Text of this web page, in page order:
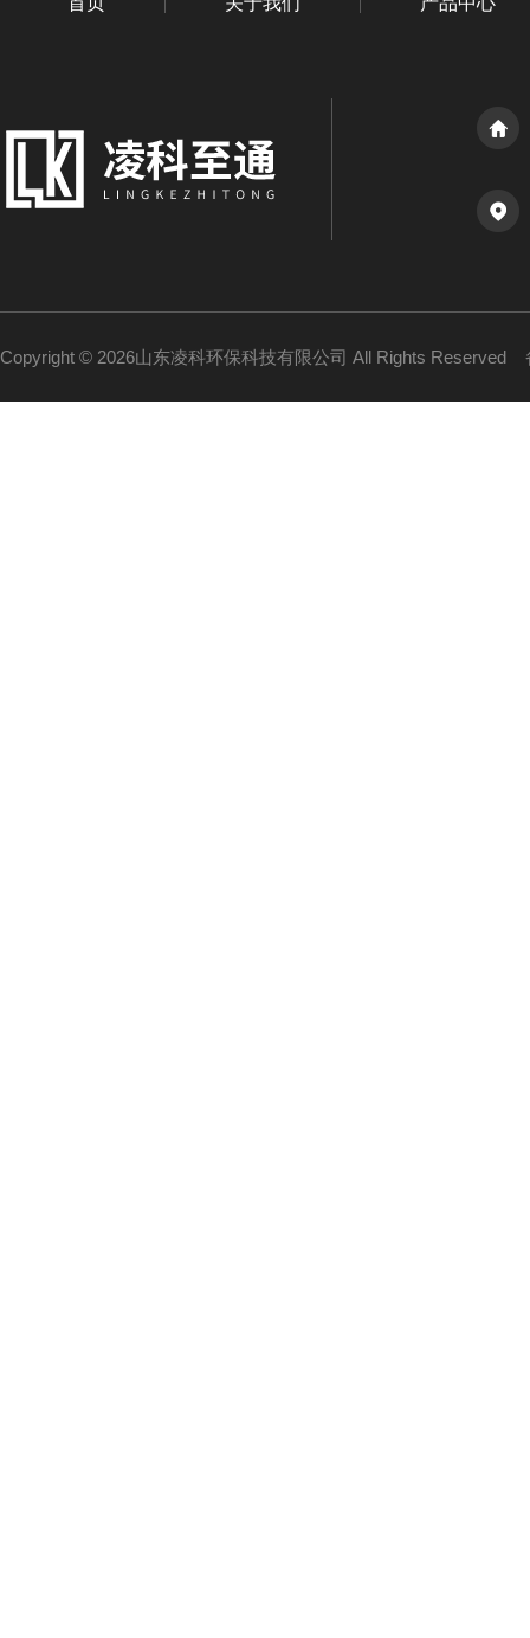
Copyright © 2026山东凌科环保科技有限公司 All Rights Reserved